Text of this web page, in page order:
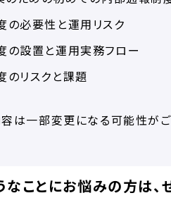
の必要性と運用リスク
の設置と運用実務フロー
のリスクと課題
は一部変更になる可能性がご
なことにお悩みの方は、